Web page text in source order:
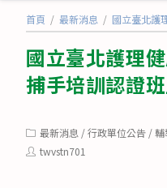
首頁 / 最新消息 / 國立臺北護
國立臺北護理
捕手培訓認證班
Post
category:
最新消息 /行政單位公告 /輔
Posttwvstn701